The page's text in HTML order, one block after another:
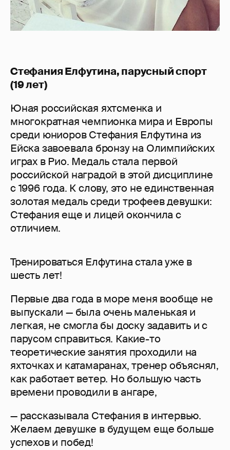
Стефания Елфутина, парусный спорт
(19 лет)
Юная российская яхтсменка и
многократная чемпионка мира и Европы
среди юниоров Стефания Елфутина из
Ейска завоевала бронзу на Олимпийских
играх в Рио. Медаль стала первой
российской наградой в этой дисциплине
с 1996 года. К слову, это не единственная
золотая медаль среди трофеев девушки:
Стефания еще и лицей окончила с
отличием.
Тренироваться Елфутина стала уже в
шесть лет!
Первые два года в море меня вообще не
выпускали — была очень маленькая и
легкая, не смогла бы доску задавить и с
парусом справиться. Какие-то
теоретические занятия проходили на
яхточках и катамаранах, тренер объяснял,
как работает ветер. Но большую часть
времени проводили в ангаре,
— рассказывала Стефания в интервью.
Желаем девушке в будущем еще больше
успехов и побед!